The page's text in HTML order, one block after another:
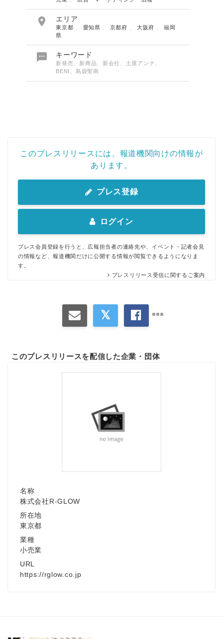
 エリア
東京都 愛知県 京都府 大阪府 、福岡
県
 キーワード
新発売、新商品、新会社、土屋アンナ、
BENI、島袋聖南
このプレスリリースには、報道機関向けの情報が
あります。
プレス登録
ログイン
プレス会員登録を行うと、広報担当者の連絡先や、イベント・記者会見
の情報など、報道機関だけに公開する情報が閲覧できるようになりま
す。
プレスリリース受信に関するご案内
このプレスリリースを配信した企業・団体
名称
株式会社R-GLOW
所在地
東京都
業種
小売業
URL
https://rglow.co.jp